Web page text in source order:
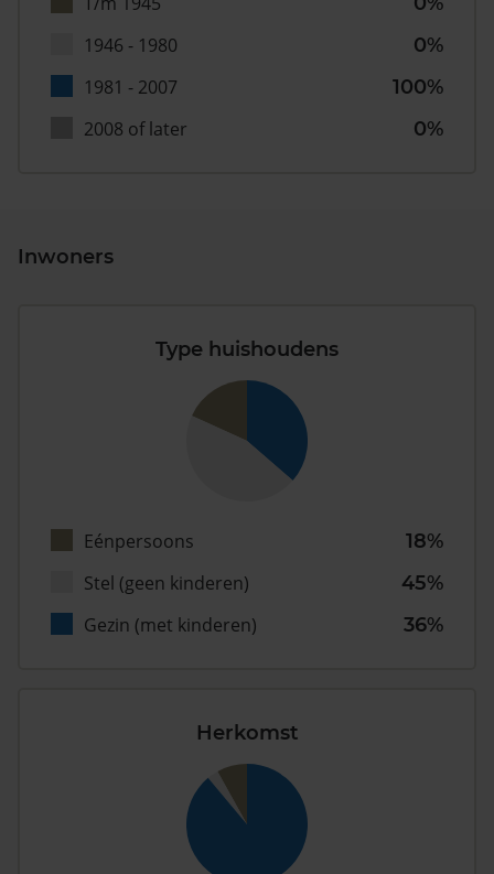
1946 - 1980
0%
1981 - 2007
100%
2008 of later
0%
Inwoners
Type huishoudens
Eénpersoons
18%
Stel (geen kinderen)
45%
Gezin (met kinderen)
36%
Herkomst